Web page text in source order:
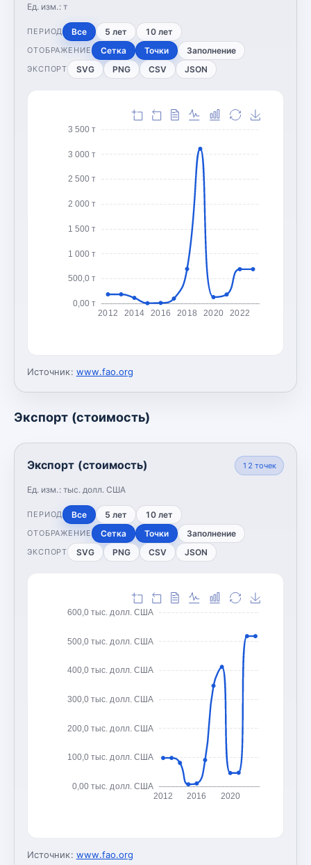
Ед. изм.: т
ПЕРИОД Все 5 лет 10 лет
ОТОБРАЖЕНИЕ Сетка Точки Заполнение
ЭКСПОРТ SVG PNG CSV JSON
0,00 т
500,0 т
1 000 т
1 500 т
2 000 т
2 500 т
3 000 т
3 500 т
2012 2014 2016 2018 2020 2022
Источник: www.fao.org
Экспорт (стоимость)
Экспорт (стоимость)
Ед. изм.: тыс. долл. США
12 точек
ПЕРИОД Все 5 лет 10 лет
ОТОБРАЖЕНИЕ Сетка Точки Заполнение
ЭКСПОРТ SVG PNG CSV JSON
0,00 тыс. долл. США
100,0 тыс. долл. США
200,0 тыс. долл. США
300,0 тыс. долл. США
400,0 тыс. долл. США
500,0 тыс. долл. США
600,0 тыс. долл. США
2012 2016 2020
Источник: www.fao.org